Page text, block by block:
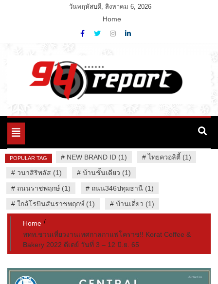
วันพฤหัสบดี, สิงหาคม 6, 2026
Home
94 Report.com
Variety News
Toggle
POPULAR TAG # NEW BRAND ID (1) #ไทยควอลิตี้ (1)
# วนาสิริพลัส (1) # บ้านชั้นเดียว (1)
# ถนนราชพฤกษ์ (1) # ถนน346ปทุมธานี (1)
# ใกล้โรบินสันราชพฤกษ์ (1) # บ้านเดี่ยว (1)
Home
ททท.ชวนเที่ยวงานเทศกาลกาแฟโคราช!! Korat Coffee &
Bakery 2022 ดีเดย์ วันที่ 3 – 12 มิ.ย. 65